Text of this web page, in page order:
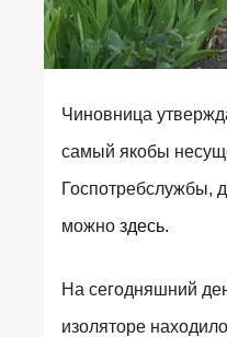
Чиновница
самый якобы
Госпотребслужбы,
можно здесь.
На сегодняшний
изоляторе